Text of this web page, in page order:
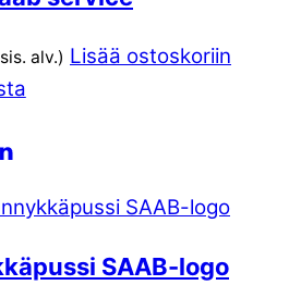
alv.) Lisää ostoskoriin
SAAB-logo